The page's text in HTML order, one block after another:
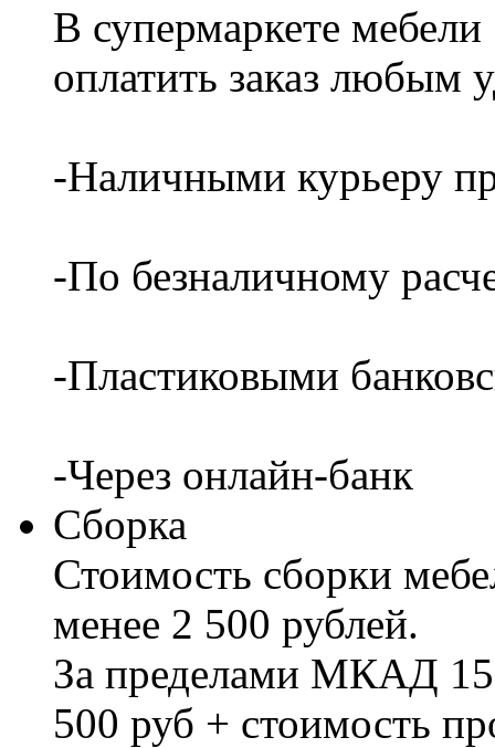
В супермаркете
оплатить заказ любым
-Наличными курьеру
-По безналичному
-Пластиковыми
-Через онлайн-банк
Сборка
Стоимость сборки
менее 2 500 рублей.
За пределами МКАД
500 руб + стоимость